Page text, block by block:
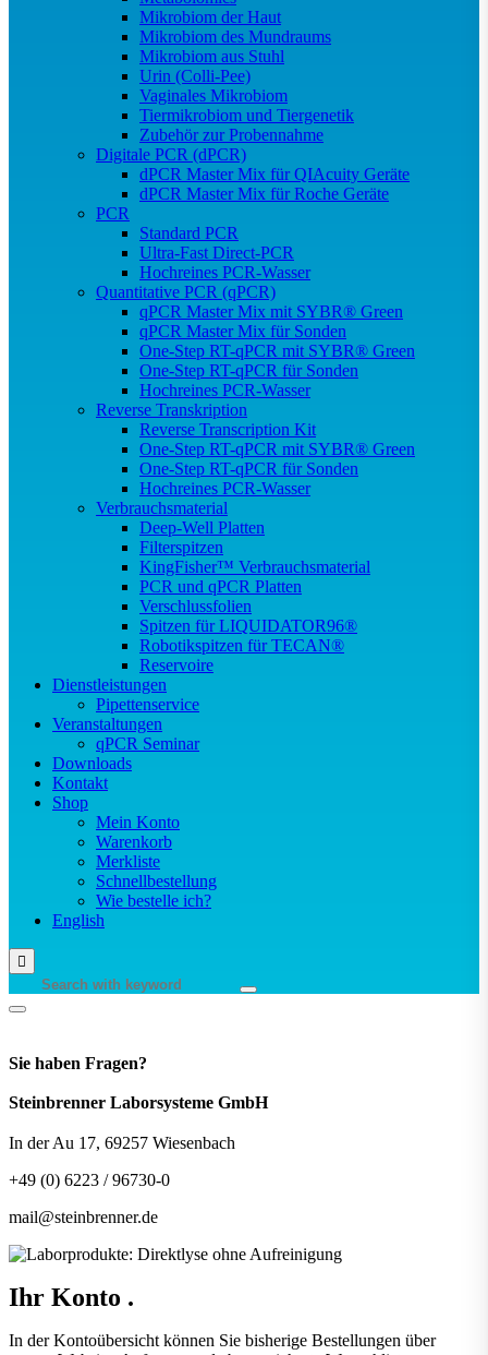
Mikrobiom der Haut
Mikrobiom des Mundraums
Mikrobiom aus Stuhl
Urin (Colli-Pee)
Vaginales Mikrobiom
Tiermikrobiom und Tiergenetik
Zubehör zur Probennahme
Digitale PCR (dPCR)
dPCR Master Mix für QIAcuity Geräte
dPCR Master Mix für Roche Geräte
PCR
Standard PCR
Ultra-Fast Direct-PCR
Hochreines PCR-Wasser
Quantitative PCR (qPCR)
qPCR Master Mix mit SYBR® Green
qPCR Master Mix für Sonden
One-Step RT-qPCR mit SYBR® Green
One-Step RT-qPCR für Sonden
Hochreines PCR-Wasser
Reverse Transkription
Reverse Transcription Kit
One-Step RT-qPCR mit SYBR® Green
One-Step RT-qPCR für Sonden
Hochreines PCR-Wasser
Verbrauchsmaterial
Deep-Well Platten
Filterspitzen
KingFisher™ Verbrauchsmaterial
PCR und qPCR Platten
Verschlussfolien
Spitzen für LIQUIDATOR96®
Robotikspitzen für TECAN®
Reservoire
Dienstleistungen
Pipettenservice
Veranstaltungen
qPCR Seminar
Downloads
Kontakt
Shop
Mein Konto
Warenkorb
Merkliste
Schnellbestellung
Wie bestelle ich?
English
Sie haben Fragen?
Steinbrenner Laborsysteme GmbH
In der Au 17, 69257 Wiesenbach
+49 (0) 6223 / 96730-0
mail@steinbrenner.de
Ihr Konto .
In der Kontoübersicht können Sie bisherige Bestellungen über